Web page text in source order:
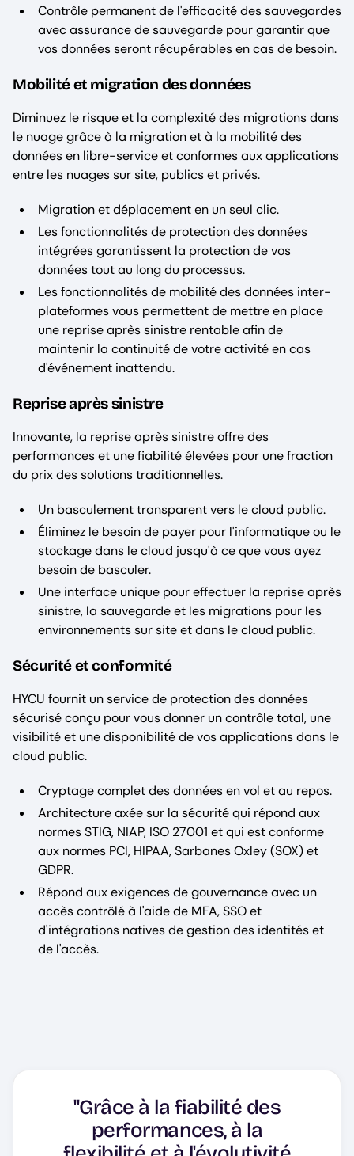
Contrôle permanent de l'efficacité des sauvegardes
avec assurance de sauvegarde pour garantir que
vos données seront récupérables en cas de besoin.
Mobilité et migration des données
Diminuez le risque et la complexité des migrations dans
le nuage grâce à la migration et à la mobilité des
données en libre-service et conformes aux applications
entre les nuages sur site, publics et privés.
Migration et déplacement en un seul clic.
Les fonctionnalités de protection des données
intégrées garantissent la protection de vos
données tout au long du processus.
Les fonctionnalités de mobilité des données inter-
plateformes vous permettent de mettre en place
une reprise après sinistre rentable afin de
maintenir la continuité de votre activité en cas
d'événement inattendu.
Reprise après sinistre
Innovante, la reprise après sinistre offre des
performances et une fiabilité élevées pour une fraction
du prix des solutions traditionnelles.
Un basculement transparent vers le cloud public.
Éliminez le besoin de payer pour l'informatique ou le
stockage dans le cloud jusqu'à ce que vous ayez
besoin de basculer.
Une interface unique pour effectuer la reprise après
sinistre, la sauvegarde et les migrations pour les
environnements sur site et dans le cloud public.
Sécurité et conformité
HYCU fournit un service de protection des données
sécurisé conçu pour vous donner un contrôle total, une
visibilité et une disponibilité de vos applications dans le
cloud public.
Cryptage complet des données en vol et au repos.
Architecture axée sur la sécurité qui répond aux
normes STIG, NIAP, ISO 27001 et qui est conforme
aux normes PCI, HIPAA, Sarbanes Oxley (SOX) et
GDPR.
Répond aux exigences de gouvernance avec un
accès contrôlé à l'aide de MFA, SSO et
d'intégrations natives de gestion des identités et
de l'accès.
"Grâce à la fiabilité des
performances, à la